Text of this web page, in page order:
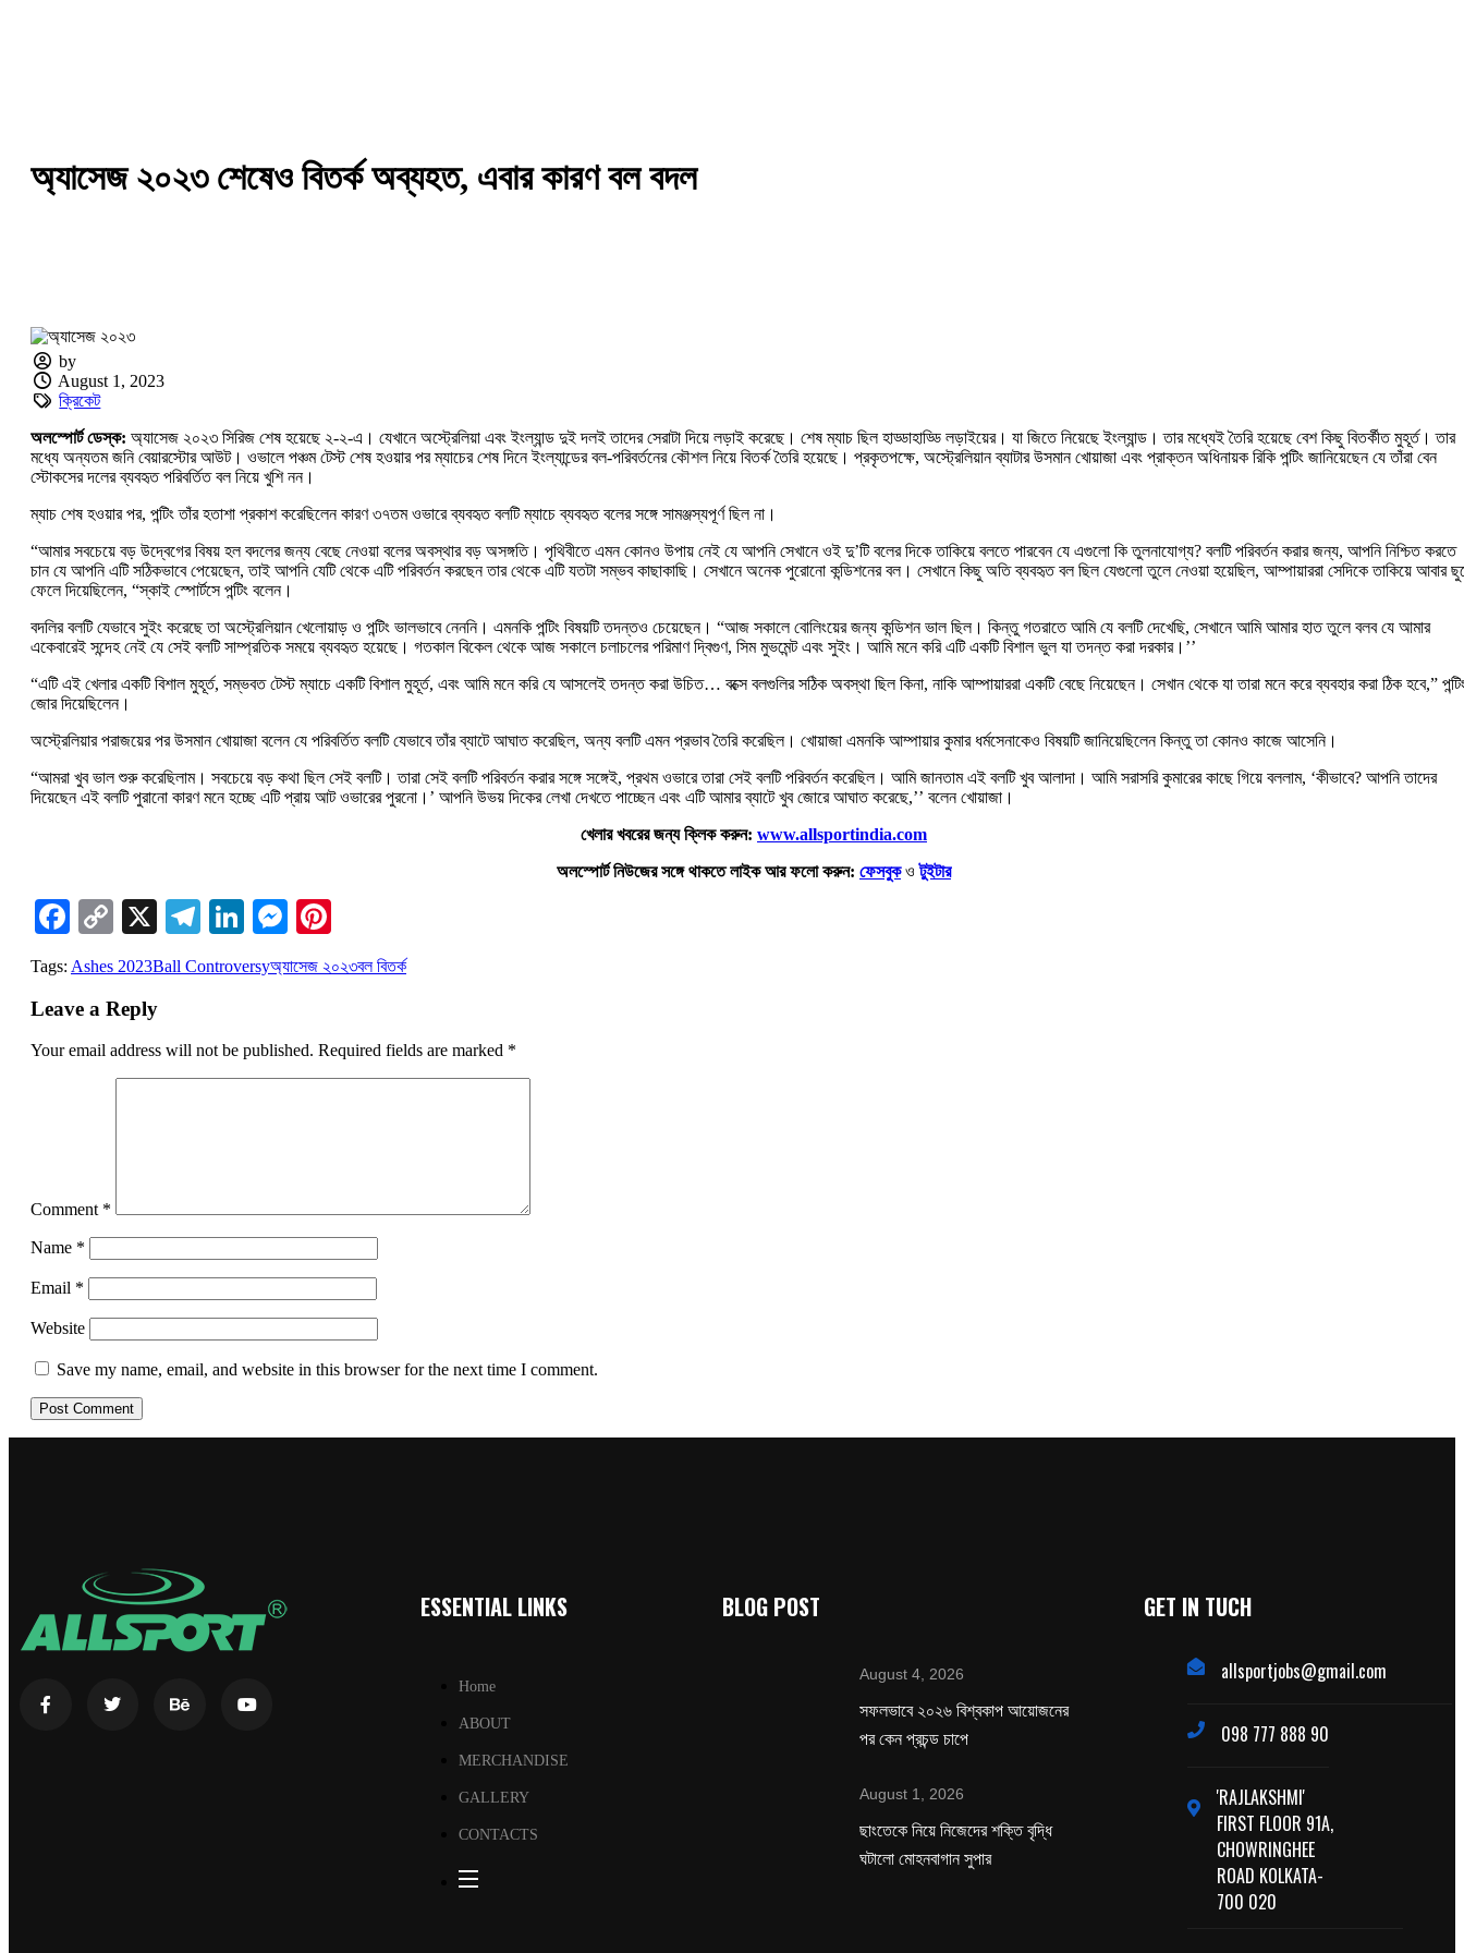
অ্যাসেজ ২০২৩ শেষেও বিতর্ক অব্যহত, এবার কারণ বল বদল
by
August 1, 2023
ক্রিকেট
অলস্পোর্ট ডেস্ক: অ্যাসেজ ২০২৩ সিরিজ শেষ হয়েছে ২-২-এ। যেখানে অস্ট্রেলিয়া এবং ইংল্যান্ড দুই দলই তাদের সেরাটা দিয়ে লড়াই করেছে। শেষ ম্যাচ ছিল হাড্ডাহাড্ডি লড়াইয়ের। যা জিতে নিয়েছে ইংল্যান্ড। ‌তার মধ্যেই তৈরি হয়েছে বেশ কিছু বিতর্কীত মুহূর্ত। তার
মধ্যে অন্যতম জনি বেয়ারস্টোর আউট। ওভালে পঞ্চম টেস্ট শেষ হওয়ার পর ম্যাচের শেষ দিনে ইংল্যান্ডের বল-পরিবর্তনের কৌশল নিয়ে বিতর্ক তৈরি হয়েছে। প্রকৃতপক্ষে, অস্ট্রেলিয়ান ব্যাটার উসমান খোয়াজা এবং প্রাক্তন অধিনায়ক রিকি পন্টিং জানিয়েছেন যে তাঁরা বেন
স্টোকসের দলের ব্যবহৃত পরিবর্তিত বল নিয়ে খুশি নন।
ম্যাচ শেষ হওয়ার পর, পন্টিং তাঁর হতাশা প্রকাশ করেছিলেন কারণ ৩৭তম ওভারে ব্যবহৃত বলটি ম্যাচে ব্যবহৃত বলের সঙ্গে সামঞ্জস্যপূর্ণ ছিল না।
“আমার সবচেয়ে বড় উদ্বেগের বিষয় হল বদলের জন্য বেছে নেওয়া বলের অবস্থার বড় অসঙ্গতি। পৃথিবীতে এমন কোনও উপায় নেই যে আপনি সেখানে ওই দু’টি বলের দিকে তাকিয়ে বলতে পারবেন যে এগুলো কি তুলনাযোগ্য? বলটি পরিবর্তন করার জন্য, আপনি নিশ্চিত করতে
চান যে আপনি এটি সঠিকভাবে পেয়েছেন, তাই আপনি যেটি থেকে এটি পরিবর্তন করছেন তার থেকে এটি যতটা সম্ভব কাছাকাছি। সেখানে অনেক পুরোনো কন্ডিশনের বল। সেখানে কিছু অতি ব্যবহৃত বল ছিল যেগুলো তুলে নেওয়া হয়েছিল, আম্পায়াররা সেদিকে তাকিয়ে আবার
ফেলে দিয়েছিলেন, “স্কাই স্পোর্টসে পন্টিং বলেন।
বদলির বলটি যেভাবে সুইং করেছে তা অস্ট্রেলিয়ান খেলোয়াড় ও পন্টিং ভালভাবে নেননি। এমনকি পন্টিং বিষয়টি তদন্তও চেয়েছেন। “আজ সকালে বোলিংয়ের জন্য কন্ডিশন ভাল ছিল। কিন্তু গতরাতে আমি যে বলটি দেখেছি, সেখানে আমি আমার হাত তুলে বলব যে আমার
একেবারেই সন্দেহ নেই যে সেই বলটি সাম্প্রতিক সময়ে ব্যবহৃত হয়েছে। গতকাল বিকেল থেকে আজ সকালে চলাচলের পরিমাণ দ্বিগুণ, সিম মুভমেন্ট এবং সুইং। আমি মনে করি এটি একটি বিশাল ভুল যা তদন্ত করা দরকার।’’
“এটি এই খেলার একটি বিশাল মুহূর্ত, সম্ভবত টেস্ট ম্যাচে একটি বিশাল মুহূর্ত, এবং আমি মনে করি যে আসলেই তদন্ত করা উচিত… বক্সে বলগুলির সঠিক অবস্থা ছিল কিনা, নাকি আম্পায়াররা একটি বেছে নিয়েছেন। সেখান থেকে যা তারা মনে করে ব্যবহার করা ঠিক হবে,”
জোর দিয়েছিলেন।
অস্ট্রেলিয়ার পরাজয়ের পর উসমান খোয়াজা বলেন যে পরিবর্তিত বলটি যেভাবে তাঁর ব্যাটে আঘাত করেছিল, অন্য বলটি এমন প্রভাব তৈরি করেছিল। খোয়াজা এমনকি আম্পায়ার কুমার ধর্মসেনাকেও বিষয়টি জানিয়েছিলেন কিন্তু তা কোনও কাজে আসেনি।
“আমরা খুব ভাল শুরু করেছিলাম। সবচেয়ে বড় কথা ছিল সেই বলটি। তারা সেই বলটি পরিবর্তন করার সঙ্গে সঙ্গেই, প্রথম ওভারে তারা সেই বলটি পরিবর্তন করেছিল। আমি জানতাম এই বলটি খুব আলাদা। আমি সরাসরি কুমারের কাছে গিয়ে বললাম, ‘কীভাবে? আপনি তাদের
দিয়েছেন এই বলটি পুরানো কারণ মনে হচ্ছে এটি প্রায় আট ওভারের পুরনো।’ আপনি উভয় দিকের লেখা দেখতে পাচ্ছেন এবং এটি আমার ব্যাটে খুব জোরে আঘাত করেছে,’’ বলেন খোয়াজা।
খেলার খবরের জন্য ক্লিক করুন: www.allsportindia.com
অলস্পোর্ট নিউজের সঙ্গে থাকতে লাইক আর ফলো করুন: ফেসবুকওটুইটার
Facebook
Copy
Link
X Telegram
LinkedIn
Messenger
Tags: Ashes 2023Ball Controversyঅ্যাসেজ ২০২৩বল বিতর্ক
Leave a Reply
Your email address will not be published. Required fields are marked *
Comment *
Name *
Email *
Website
Save my name, email, and website in this browser for the next time I comment.
ESSENTIAL LINKS
Home
ABOUT
MERCHANDISE
GALLERY
CONTACTS
BLOG POST
August 4, 2026
সফলভাবে ২০২৬ বিশ্বকাপ আয়োজনের
পর কেন প্রচন্ড চাপে
August 1, 2026
ছাংতেকে নিয়ে নিজেদের শক্তি বৃদ্ধি
ঘটালো মোহনবাগান সুপার
GET IN TUCH
allsportjobs@gmail.com
098 777 888 90
'RAJLAKSHMI'
FIRST FLOOR 91A,
CHOWRINGHEE
ROAD KOLKATA-
700 020